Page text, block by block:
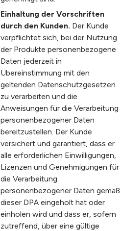
Einhaltung der Vorschriften
durch den Kunden. Der Kunde
verpflichtet sich, bei der Nutzung
der Produkte personenbezogene
Daten jederzeit in
Übereinstimmung mit den
geltenden Datenschutzgesetzen
zu verarbeiten und die
Anweisungen für die Verarbeitung
personenbezogener Daten
bereitzustellen. Der Kunde
versichert und garantiert, dass er
alle erforderlichen Einwilligungen,
Lizenzen und Genehmigungen für
die Verarbeitung
personenbezogener Daten gemäß
dieser DPA eingeholt hat oder
einholen wird und dass er, sofern
zutreffend, über eine gültige